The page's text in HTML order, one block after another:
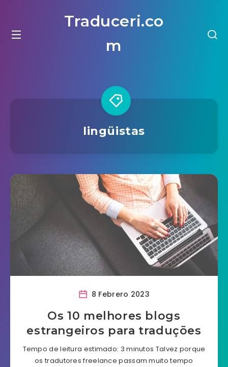
Traduceri.co
m
lingüistas
8 Febrero 2023
Os 10 melhores blogs
estrangeiros para traduções
Tempo de leitura estimado: 3 minutos Talvez porque
os tradutores freelance passam muito tempo